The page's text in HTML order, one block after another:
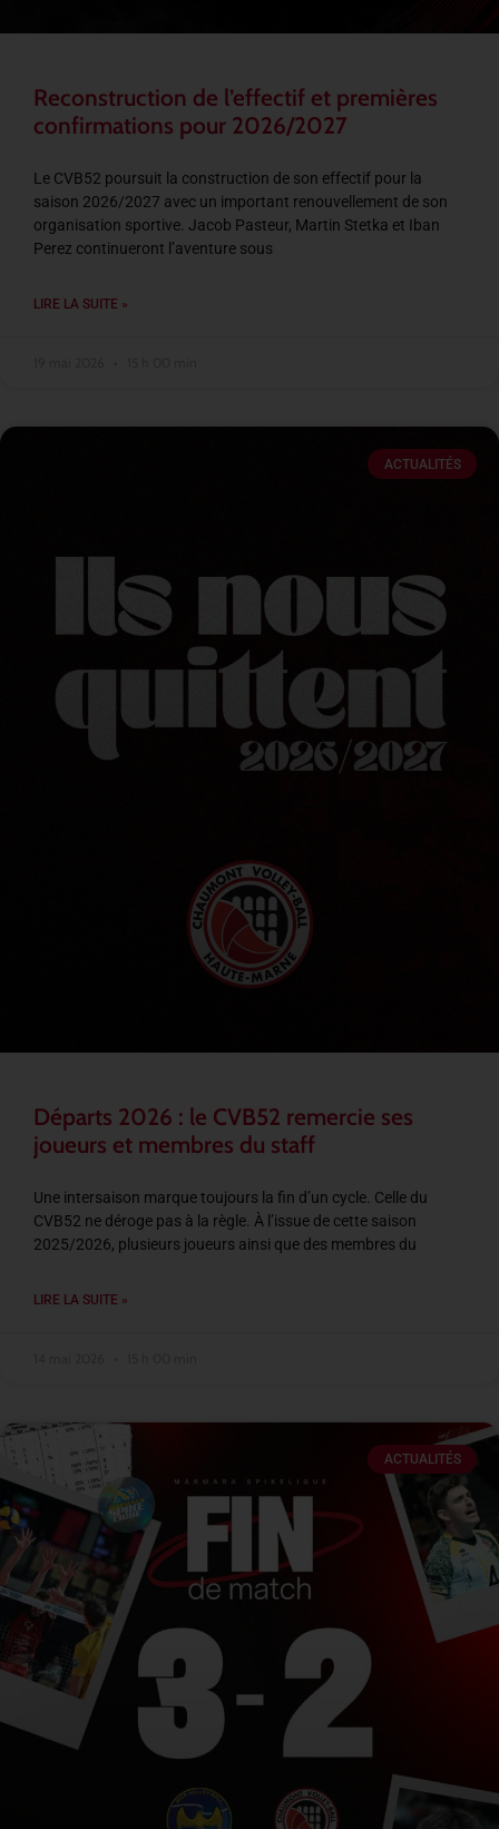
Reconstruction de l’effectif et premières
confirmations pour 2026/2027
Le CVB52 poursuit la construction de son effectif pour la
saison 2026/2027 avec un important renouvellement de son
organisation sportive. Jacob Pasteur, Martin Stetka et Iban
Perez continueront l’aventure sous
LIRE LA SUITE »
ACTUALITÉS
Départs 2026 : le CVB52 remercie ses
joueurs et membres du staff
Une intersaison marque toujours la fin d’un cycle. Celle du
CVB52 ne déroge pas à la règle. À l’issue de cette saison
2025/2026, plusieurs joueurs ainsi que des membres du
LIRE LA SUITE »
ACTUALITÉS